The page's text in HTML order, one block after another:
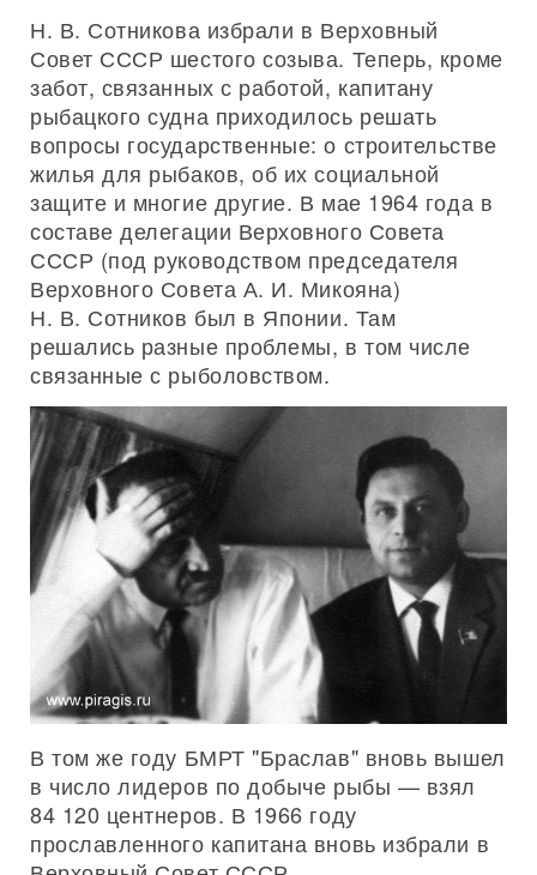
Н. В. Сотникова избрали в Верховный
Совет СССР шестого созыва. Теперь, кроме
забот, связанных с работой, капитану
рыбацкого судна приходилось решать
вопросы государственные: о строительстве
жилья для рыбаков, об их социальной
защите и многие другие. В мае 1964 года в
составе делегации Верховного Совета
СССР (под руководством председателя
Верховного Совета А. И. Микояна)
Н. В. Сотников был в Японии. Там
решались разные проблемы, в том числе
связанные с рыболовством.
В том же году БМРТ "Браслав" вновь вышел
в число лидеров по добыче рыбы — взял
84 120 центнеров. В 1966 году
прославленного капитана вновь избрали в